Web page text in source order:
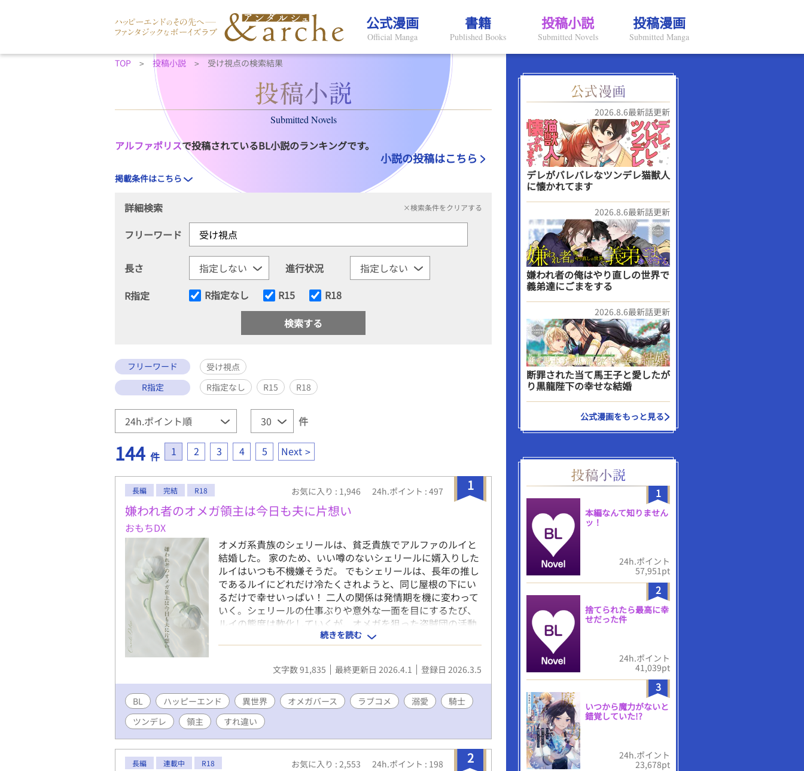
公式漫画
Official Manga
書籍
Published Books
投稿小説
Submitted Novels
投稿漫画
Submitted Manga
TOP 投稿小説 受け視点の検索結果
Submitted Novels
アルファポリスで投稿されているBL小説のランキングです。
小説の投稿はこちら
掲載条件はこちら
詳細検索 ×検索条件をクリアする
フリーワード
長さ
進行状況
R指定
R指定なし R15 R18
フリーワード
受け視点
R指定
R指定なし R15 R18
件
144 件 1 2 3 4 5 Next
1
長編 完結 R18 お気に入り : 1,946 24h.ポイント : 497
嫌われ者のオメガ領主は今日も夫に片想い
おもちDX
オメガ系貴族のシェリールは、貧乏貴族でアルファのルイと
結婚した。 家のため、いい噂のないシェリールに婿入りした
ルイはいつも不機嫌そうだ。 でもシェリールは、長年の推し
であるルイにどれだけ冷たくされようと、同じ屋根の下にい
るだけで幸せいっぱい！ 二人の関係は発情期を機に変わって
いく。シェリールの仕事ぶりや意外な一面を目にするたび、
ルイの態度は軟化していくが、オメガを狙った盗賊団の活動
が二人の住む領に迫ってきて……？ 真面目で無愛想な騎士ア
ルファ✕推しが夫になって幸せすぎる敏腕領主オメガ 独自設
定の異世界オメガバースです。ハッピーエンド。 基本明るい
受け視点。中～長編になります。
続きを読む
文字数 91,835 最終更新日 2026.4.1 登録日 2026.3.5
BL ハッピーエンド 異世界 オメガバース ラブコメ 溺愛
騎士
ツンデレ
領主 すれ違い
2
長編 連載中 R18 お気に入り : 2,553 24h.ポイント : 198
2026.8.6最新話更新
デレがバレバレなツンデレ猫獣人
に懐かれてます
2026.8.6最新話更新
嫌われ者の俺はやり直しの世界で
義弟達にごまをする
2026.8.6最新話更新
断罪された当て馬王子と愛したが
り黒龍陛下の幸せな結婚
公式漫画をもっと見る
1
本編なんて知りません
ッ！
24h.ポイント
57,951pt
2
捨てられたら最高に幸
せだった件
24h.ポイント
41,039pt
3
いつから魔力がないと
錯覚していた!?
24h.ポイント
23,678pt